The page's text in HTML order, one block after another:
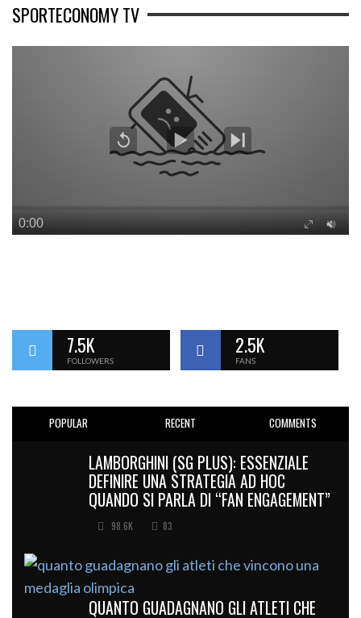
SPORTECONOMY TV
7.5K
FOLLOWERS
2.5K
FANS
POPULAR RECENT COMMENTS
LAMBORGHINI (SG PLUS): ESSENZIALE
DEFINIRE UNA STRATEGIA AD HOC
QUANDO SI PARLA DI “FAN ENGAGEMENT”
98.6K 83
QUANTO GUADAGNANO GLI ATLETI CHE